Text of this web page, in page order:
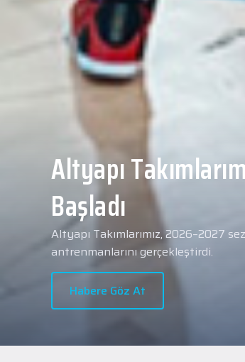
Yeni transferimiz
Merkezi
geçti.
2026 - 2027 sezonu öncesindeki
transferlerimizden Collin Malcolm,
Hastanesi'nde kapsamlı sağlık
Habere Göz At